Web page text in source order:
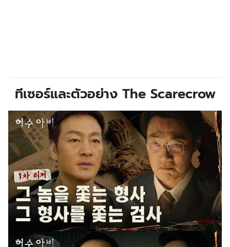
ทีเซอร์และตัวอย่าง The Scarecrow